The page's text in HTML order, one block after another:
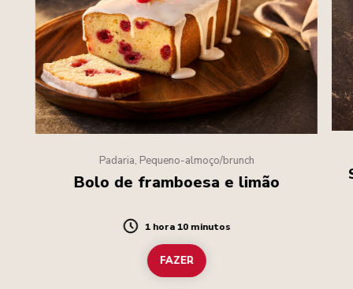
Padaria, Pequeno-almoço/brunch
Bolo de framboesa e limão
Duration
1 hora 10 minutos
FAZER